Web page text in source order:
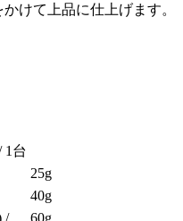
けて上品に仕上げます。
1台
25g
40g
/
60g